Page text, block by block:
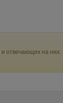
отвечающих на них.